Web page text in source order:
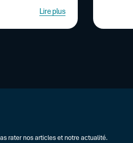
Lire plus
rater nos articles et notre actualité.